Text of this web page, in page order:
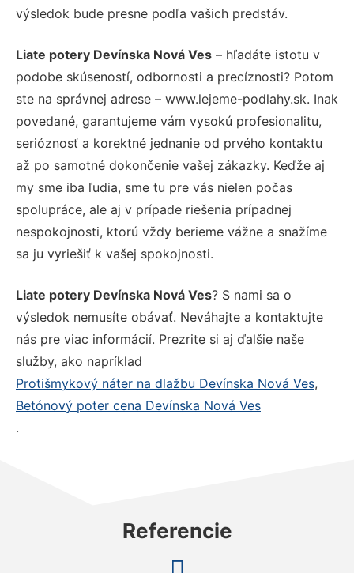
výsledok bude presne podľa vašich predstáv.
Liate potery Devínska Nová Ves – hľadáte istotu v
podobe skúseností, odbornosti a precíznosti? Potom
ste na správnej adrese – www.lejeme-podlahy.sk. Inak
povedané, garantujeme vám vysokú profesionalitu,
serióznosť a korektné jednanie od prvého kontaktu
až po samotné dokončenie vašej zákazky. Keďže aj
my sme iba ľudia, sme tu pre vás nielen počas
spolupráce, ale aj v prípade riešenia prípadnej
nespokojnosti, ktorú vždy berieme vážne a snažíme
sa ju vyriešiť k vašej spokojnosti.
Liate potery Devínska Nová Ves? S nami sa o
výsledok nemusíte obávať. Neváhajte a kontaktujte
nás pre viac informácií. Prezrite si aj ďalšie naše
služby, ako napríklad
Protišmykový náter na dlažbu Devínska Nová Ves,
Betónový poter cena Devínska Nová Ves
.
Referencie